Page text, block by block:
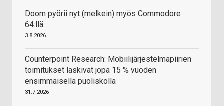
Doom pyörii nyt (melkein) myös Commodore
64:llä
3.8.2026
Counterpoint Research: Mobiilijärjestelmäpiirien
toimitukset laskivat jopa 15 % vuoden
ensimmäisellä puoliskolla
31.7.2026